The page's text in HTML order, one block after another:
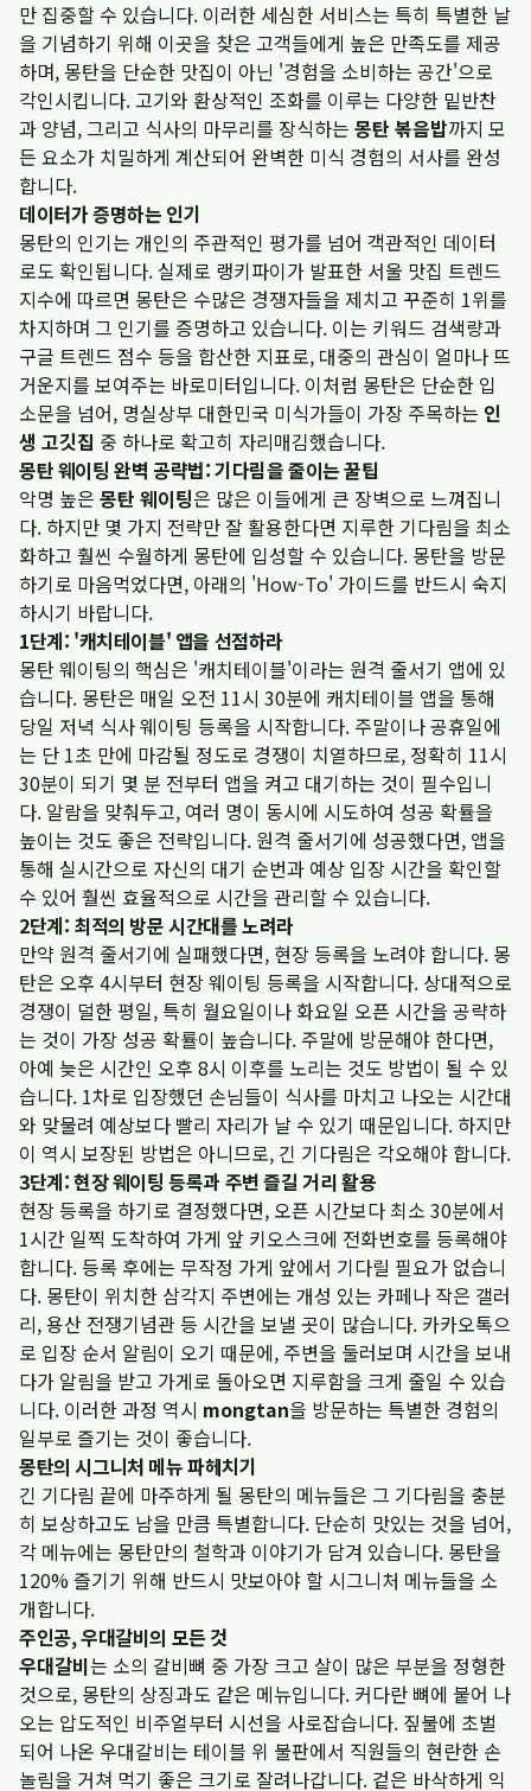
만 집중할 수 있습니다. 이러한 세심한 서비스는 특히 특별한 날
을 기념하기 위해 이곳을 찾은 고객들에게 높은 만족도를 제공
하며, 몽탄을 단순한 맛집이 아닌 '경험을 소비하는 공간'으로
각인시킵니다. 고기와 환상적인 조화를 이루는 다양한 밑반찬
과 양념, 그리고 식사의 마무리를 장식하는 몽탄 볶음밥까지 모
든 요소가 치밀하게 계산되어 완벽한 미식 경험의 서사를 완성
합니다.
데이터가 증명하는 인기
몽탄의 인기는 개인의 주관적인 평가를 넘어 객관적인 데이터
로도 확인됩니다. 실제로 랭키파이가 발표한 서울 맛집 트렌드
지수에 따르면 몽탄은 수많은 경쟁자들을 제치고 꾸준히 1위를
차지하며 그 인기를 증명하고 있습니다. 이는 키워드 검색량과
구글 트렌드 점수 등을 합산한 지표로, 대중의 관심이 얼마나 뜨
거운지를 보여주는 바로미터입니다. 이처럼 몽탄은 단순한 입
소문을 넘어, 명실상부 대한민국 미식가들이 가장 주목하는 인
생 고깃집 중 하나로 확고히 자리매김했습니다.
몽탄 웨이팅 완벽 공략법: 기다림을 줄이는 꿀팁
악명 높은 몽탄 웨이팅은 많은 이들에게 큰 장벽으로 느껴집니
다. 하지만 몇 가지 전략만 잘 활용한다면 지루한 기다림을 최소
화하고 훨씬 수월하게 몽탄에 입성할 수 있습니다. 몽탄을 방문
하기로 마음먹었다면, 아래의 'How-To' 가이드를 반드시 숙지
하시기 바랍니다.
1단계: '캐치테이블' 앱을 선점하라
몽탄 웨이팅의 핵심은 '캐치테이블'이라는 원격 줄서기 앱에 있
습니다. 몽탄은 매일 오전 11시 30분에 캐치테이블 앱을 통해
당일 저녁 식사 웨이팅 등록을 시작합니다. 주말이나 공휴일에
는 단 1초 만에 마감될 정도로 경쟁이 치열하므로, 정확히 11시
30분이 되기 몇 분 전부터 앱을 켜고 대기하는 것이 필수입니
다. 알람을 맞춰두고, 여러 명이 동시에 시도하여 성공 확률을
높이는 것도 좋은 전략입니다. 원격 줄서기에 성공했다면, 앱을
통해 실시간으로 자신의 대기 순번과 예상 입장 시간을 확인할
수 있어 훨씬 효율적으로 시간을 관리할 수 있습니다.
2단계: 최적의 방문 시간대를 노려라
만약 원격 줄서기에 실패했다면, 현장 등록을 노려야 합니다. 몽
탄은 오후 4시부터 현장 웨이팅 등록을 시작합니다. 상대적으로
경쟁이 덜한 평일, 특히 월요일이나 화요일 오픈 시간을 공략하
는 것이 가장 성공 확률이 높습니다. 주말에 방문해야 한다면,
아예 늦은 시간인 오후 8시 이후를 노리는 것도 방법이 될 수 있
습니다. 1차로 입장했던 손님들이 식사를 마치고 나오는 시간대
와 맞물려 예상보다 빨리 자리가 날 수 있기 때문입니다. 하지만
이 역시 보장된 방법은 아니므로, 긴 기다림은 각오해야 합니다.
3단계: 현장 웨이팅 등록과 주변 즐길 거리 활용
현장 등록을 하기로 결정했다면, 오픈 시간보다 최소 30분에서
1시간 일찍 도착하여 가게 앞 키오스크에 전화번호를 등록해야
합니다. 등록 후에는 무작정 가게 앞에서 기다릴 필요가 없습니
다. 몽탄이 위치한 삼각지 주변에는 개성 있는 카페나 작은 갤러
리, 용산 전쟁기념관 등 시간을 보낼 곳이 많습니다. 카카오톡으
로 입장 순서 알림이 오기 때문에, 주변을 둘러보며 시간을 보내
다가 알림을 받고 가게로 돌아오면 지루함을 크게 줄일 수 있습
니다. 이러한 과정 역시 mongtan을 방문하는 특별한 경험의
일부로 즐기는 것이 좋습니다.
몽탄의 시그니처 메뉴 파헤치기
긴 기다림 끝에 마주하게 될 몽탄의 메뉴들은 그 기다림을 충분
히 보상하고도 남을 만큼 특별합니다. 단순히 맛있는 것을 넘어,
각 메뉴에는 몽탄만의 철학과 이야기가 담겨 있습니다. 몽탄을
120% 즐기기 위해 반드시 맛보아야 할 시그니처 메뉴들을 소
개합니다.
주인공, 우대갈비의 모든 것
우대갈비는 소의 갈비뼈 중 가장 크고 살이 많은 부분을 정형한
것으로, 몽탄의 상징과도 같은 메뉴입니다. 커다란 뼈에 붙어 나
오는 압도적인 비주얼부터 시선을 사로잡습니다. 짚불에 초벌
되어 나온 우대갈비는 테이블 위 불판에서 직원들의 현란한 손
놀림을 거쳐 먹기 좋은 크기로 잘려나갑니다. 겉은 바삭하게 익